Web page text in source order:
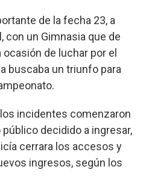
de la fecha 23, a
con un Gimnasia que de
de luchar por el
buscaba un triunfo para
incidentes comenzaron
decidido a ingresar,
cerrara los accesos y
ingresos, según los